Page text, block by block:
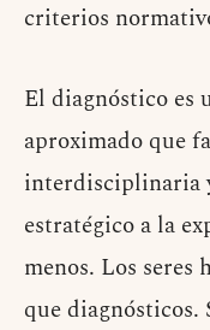
criterios
El diagnóstico es
aproximado que
interdisciplinaria
estratégico a la
menos. Los seres
que diagnósticos.